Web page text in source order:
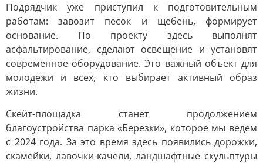
Подрядчик уже приступил к подготовительным
работам: завозит песок и щебень, формирует
основание. По проекту здесь выполнят
асфальтирование, сделают освещение и установят
современное оборудование. Это важный объект для
молодежи и всех, кто выбирает активный образ
жизни.
Скейт-площадка станет продолжением
благоустройства парка «Березки», которое мы ведем
с 2024 года. За это время здесь появились дорожки,
скамейки, лавочки-качели, ландшафтные скульптуры